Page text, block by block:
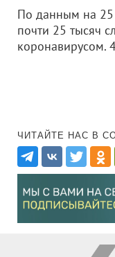
По данным на 25
почти 25 тысяч
коронавирусом.
ЧИТАЙТЕ НАС В